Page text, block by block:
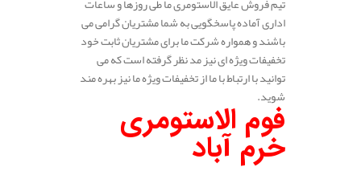
اداری آماده پاسخگویی به شما مشتریان گرامی می
باشند و همواره شرکت ما برای مشتریان ثابت خود
تخفیفات ویژه ای نیز مد نظر گرفته است که می
توانید با ارتباط با ما از تخفیفات ویژه ما نیز بهره مند
شوید.
فوم الاستومری
خرم آباد